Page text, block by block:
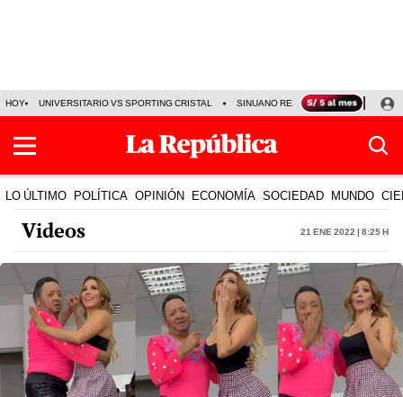
HOY UNIVERSITARIO VS SPORTING CRISTAL SINUANO RESULTADOS HOY
LO ÚLTIMO POLÍTICA OPINIÓN ECONOMÍA SOCIEDAD MUNDO
Videos 21 Ene 2022 | 8:25 h